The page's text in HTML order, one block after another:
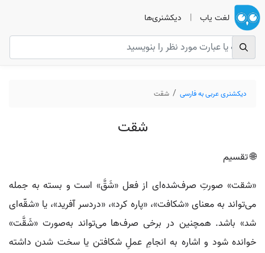
لغت یاب | دیکشنری‌ها
دیکشنری عربی به فارسی شقت
شقت
🌐 تقسیم
«شقت» صورتِ صرف‌شده‌ای از فعل «شَقَّ» است و بسته به جمله
می‌تواند به معنای «شکافت»، «پاره کرد»، «دردسر آفرید»، یا «شقّه‌ای
شد» باشد. همچنین در برخی صرف‌ها می‌تواند به‌صورت «شَقَّت»
خوانده شود و اشاره به انجامِ عملِ شکافتن یا سخت شدن داشته